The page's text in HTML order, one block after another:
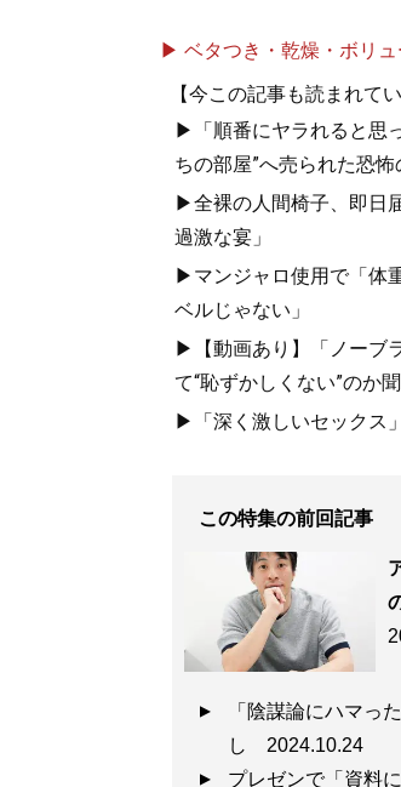
▶ ベタつき・乾燥・ボリ
【今この記事も読まれてい
▶「順番にヤラれると思
ちの部屋”へ売られた恐怖
▶全裸の人間椅子、即日
過激な宴」
▶マンジャロ使用で「体
ベルじゃない」
▶【動画あり】「ノーブ
て“恥ずかしくない”のか
▶「深く激しいセックス
この特集の前回記事
「陰謀論にハマっ
し 2024.10.24
プレゼンで「資料